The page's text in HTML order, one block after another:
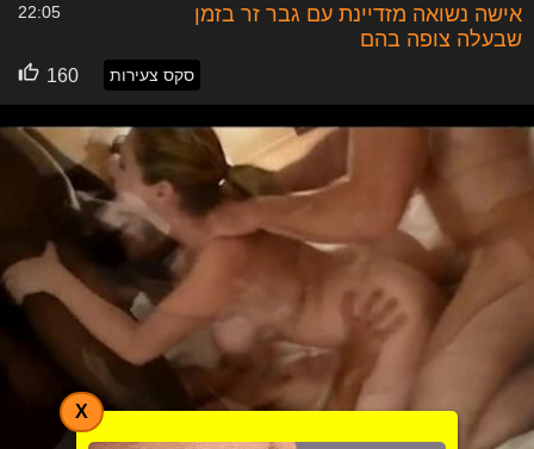
אישה נשואה מזדיינת עם גבר זר בזמן
שבעלה צופה בהם
22:05
סקס צעירות 160
X